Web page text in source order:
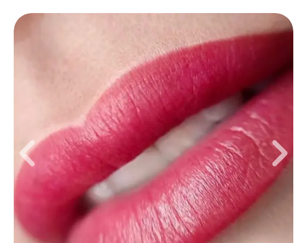
Di
19:00 - 22:00
12:00 - 17:00
So 13:00 - 17:00
Kostenlose Parkmöglichkeiten sind vorhanden.
Kartenzahlung ist vor Ort möglich. Bei Kundinnen, die
oft kurzfristig absagen, ist eine Anzahlung fällig.
Leistungen